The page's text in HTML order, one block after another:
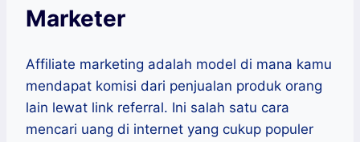
Marketer
Affiliate marketing adalah model di mana kamu
mendapat komisi dari penjualan produk orang
lain lewat link referral. Ini salah satu cara
mencari uang di internet yang cukup populer